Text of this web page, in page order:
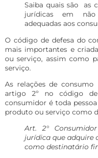
Saiba quais são as
jurídicas em
adequadas aos
O código de defesa do
mais importantes e
ou serviço, assim como
serviço.
As relações de
artigo 2º no código
consumidor é toda
produto ou serviço como
Art. 2°
jurídica que adquire
como destinatário